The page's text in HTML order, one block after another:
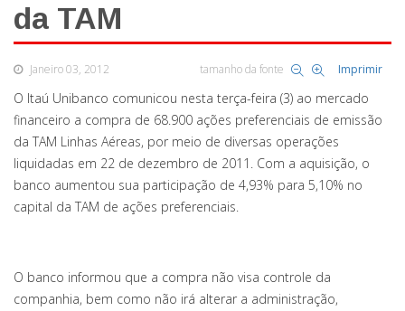
da TAM
Janeiro 03, 2012 tamanho da fonte Imprimir
O Itaú Unibanco comunicou nesta terça-feira (3) ao mercado
financeiro a compra de 68.900 ações preferenciais de emissão
da TAM Linhas Aéreas, por meio de diversas operações
liquidadas em 22 de dezembro de 2011. Com a aquisição, o
banco aumentou sua participação de 4,93% para 5,10% no
capital da TAM de ações preferenciais.
O banco informou que a compra não visa controle da
companhia, bem como não irá alterar a administração,